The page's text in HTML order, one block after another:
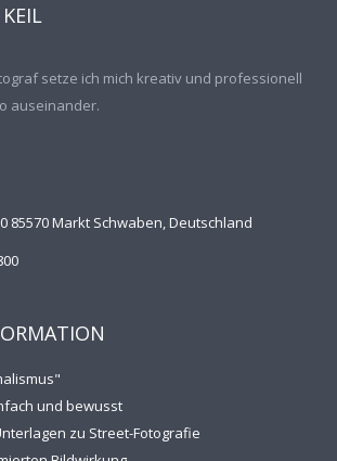
setze ich mich kreativ und professionell
auseinander.
85570 Markt Schwaben, Deutschland
und bewusst
zu Street-Fotografie